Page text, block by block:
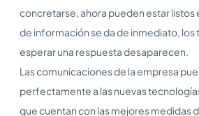
concretarse, ahora pueden estar listos
de información se da de inmediato,
esperar una respuesta desaparecen.
Las comunicaciones de la empresa
perfectamente a las nuevas
que cuentan con las mejores medidas